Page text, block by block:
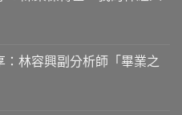
林容興副分析師「畢業之